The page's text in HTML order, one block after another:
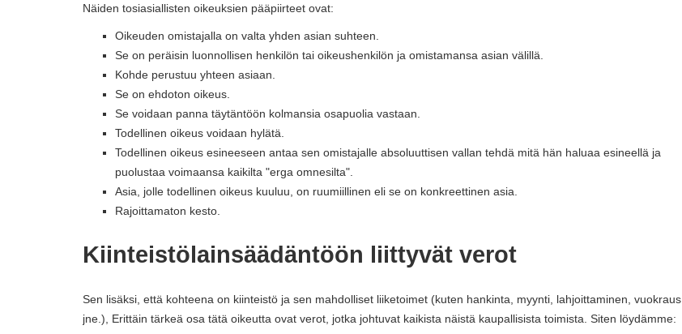
Näiden tosiasiallisten oikeuksien pääpiirteet ovat:
Oikeuden omistajalla on valta yhden asian suhteen.
Se on peräisin luonnollisen henkilön tai oikeushenkilön ja omistamansa asian välillä.
Kohde perustuu yhteen asiaan.
Se on ehdoton oikeus.
Se voidaan panna täytäntöön kolmansia osapuolia vastaan.
Todellinen oikeus voidaan hylätä.
Todellinen oikeus esineeseen antaa sen omistajalle absoluuttisen vallan tehdä mitä hän haluaa esineellä ja
puolustaa voimaansa kaikilta "erga omnesilta".
Asia, jolle todellinen oikeus kuuluu, on ruumiillinen eli se on konkreettinen asia.
Rajoittamaton kesto.
Kiinteistölainsäädäntöön liittyvät verot
Sen lisäksi, että kohteena on kiinteistö ja sen mahdolliset liiketoimet (kuten hankinta, myynti, lahjoittaminen, vuokraus
jne.), Erittäin tärkeä osa tätä oikeutta ovat verot, jotka johtuvat kaikista näistä kaupallisista toimista. Siten löydämme: